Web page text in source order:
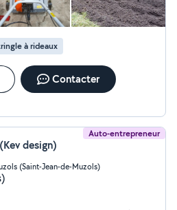
à rideaux
Contacter
Auto-entrepreneur
design)
(Saint-Jean-de-Muzols)